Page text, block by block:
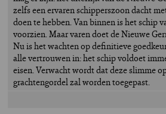
zelfs een ervaren schipperszoon dacht
doen te hebben. Van binnen is het schip
voorzien. Maar varen doet de Nieuwe
Nu is het wachten op definitieve
alle vertrouwen in: het schip voldoet
eisen. Verwacht wordt dat deze slimme
grachtengordel zal worden toegepast.